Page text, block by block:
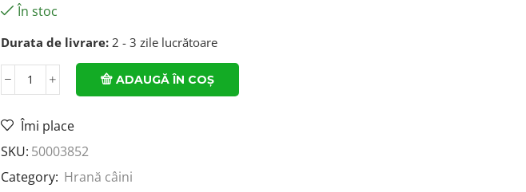
În stoc
Durata de livrare: 2 - 3 zile lucrătoare
ADAUGĂ ÎN COȘ
Îmi place
SKU: 50003852
Category: Hrană câini